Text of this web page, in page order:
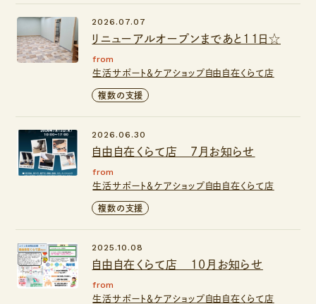
リニューアルオープンまであと11日☆
2026.07.07
from
生活サポート＆ケアショップ自由自在くらて店
複数の支援
自由自在くらて店 7月お知らせ
2026.06.30
from
生活サポート＆ケアショップ自由自在くらて店
複数の支援
自由自在くらて店 10月お知らせ
2025.10.08
from
生活サポート＆ケアショップ自由自在くらて店